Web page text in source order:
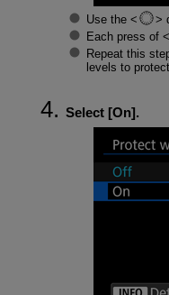
Use the
Each press of
Repeat this
levels to
Select [On].